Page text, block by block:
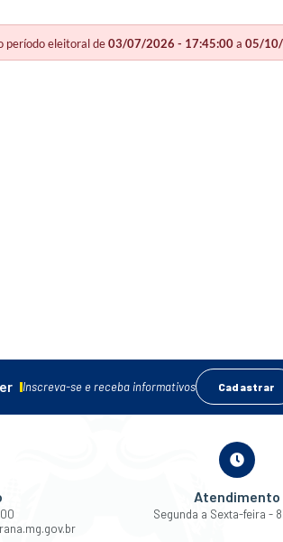
período eleitoral de03/07/2026 - 17:45:00a 05/
Inscreva-se e receba informativos Cadastrar
Atendimento
Segunda a Sexta-feira -